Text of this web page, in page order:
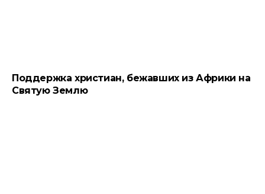
Поддержка христиан, бежавших из Африки на
Святую Землю